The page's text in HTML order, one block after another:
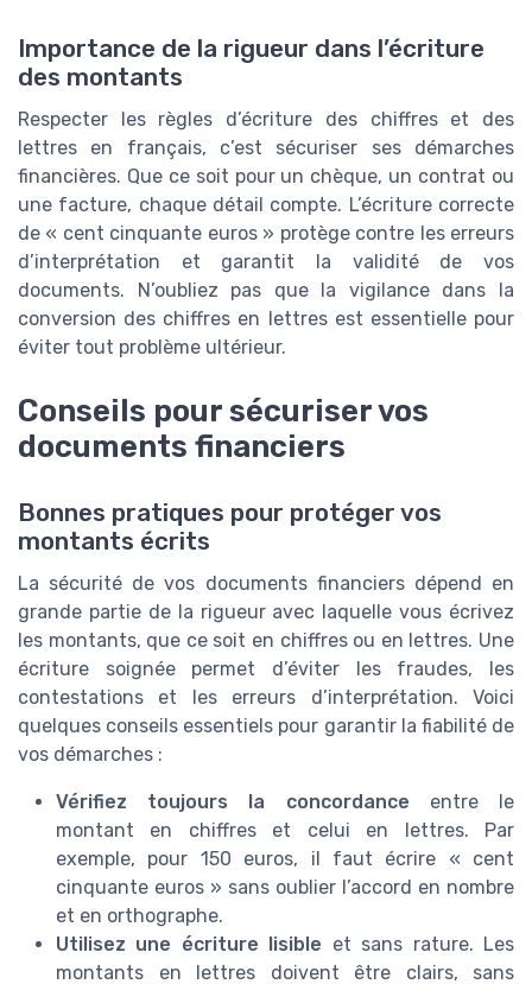
Importance de la rigueur dans l’écriture
des montants
Respecter les règles d’écriture des chiffres et des
lettres en français, c’est sécuriser ses démarches
financières. Que ce soit pour un chèque, un contrat ou
une facture, chaque détail compte. L’écriture correcte
de « cent cinquante euros » protège contre les erreurs
d’interprétation et garantit la validité de vos
documents. N’oubliez pas que la vigilance dans la
conversion des chiffres en lettres est essentielle pour
éviter tout problème ultérieur.
Conseils pour sécuriser vos
documents financiers
Bonnes pratiques pour protéger vos
montants écrits
La sécurité de vos documents financiers dépend en
grande partie de la rigueur avec laquelle vous écrivez
les montants, que ce soit en chiffres ou en lettres. Une
écriture soignée permet d’éviter les fraudes, les
contestations et les erreurs d’interprétation. Voici
quelques conseils essentiels pour garantir la fiabilité de
vos démarches :
Vérifiez toujours la concordance entre le
montant en chiffres et celui en lettres. Par
exemple, pour 150 euros, il faut écrire « cent
cinquante euros » sans oublier l’accord en nombre
et en orthographe.
Utilisez une écriture lisible et sans rature. Les
montants en lettres doivent être clairs, sans